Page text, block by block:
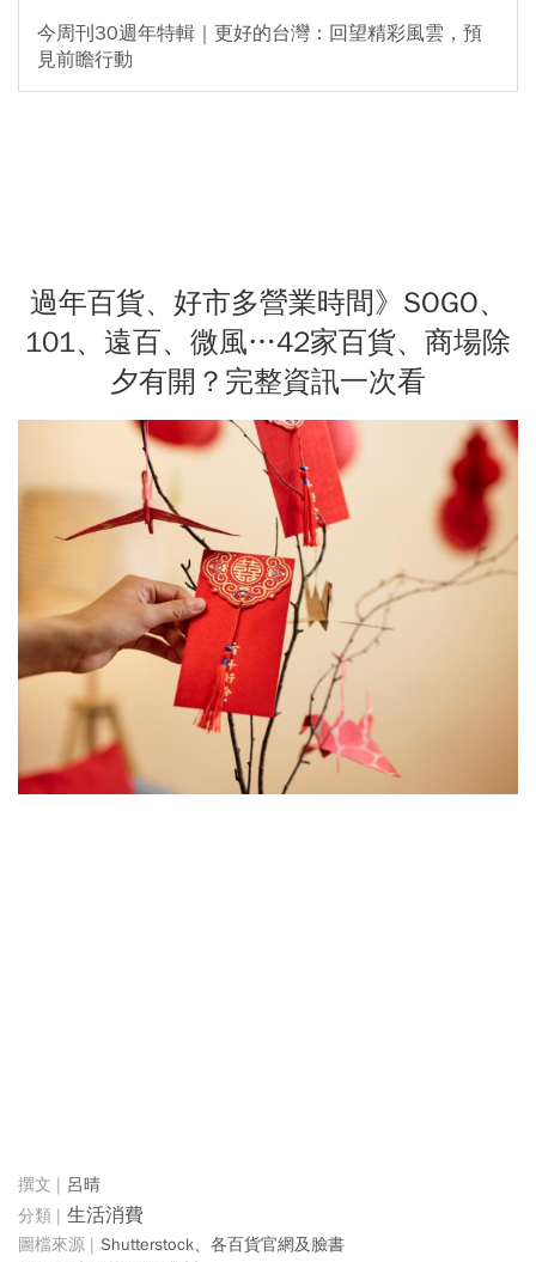
今周刊30週年特輯｜更好的台灣：回望精彩風雲，預
見前瞻行動
過年百貨、好市多營業時間》SOGO、
101、遠百、微風…42家百貨、商場除
夕有開？完整資訊一次看
呂晴
生活消費
Shutterstock、各百貨官網及臉書